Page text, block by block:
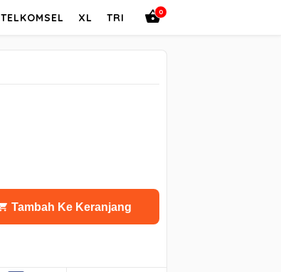
0
TELKOMSEL XL TRI
Tambah Ke Keranjang